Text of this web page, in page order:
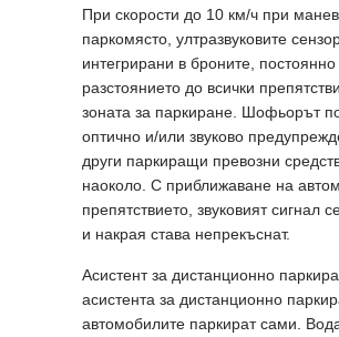
При скорости до 10 км/ч при
паркомясто, ултразвуковите
интегрирани в броните,
разстоянието до всички
зоната за паркиране. Шофьорът
оптично и/или звуково
други паркиращи превозни
наоколо. С приближаване на
препятствието, звуковият сигнал
и накрая става непрекъснат.
Асистент за дистанционно
асистента за дистанционно
автомобилите паркират сами.